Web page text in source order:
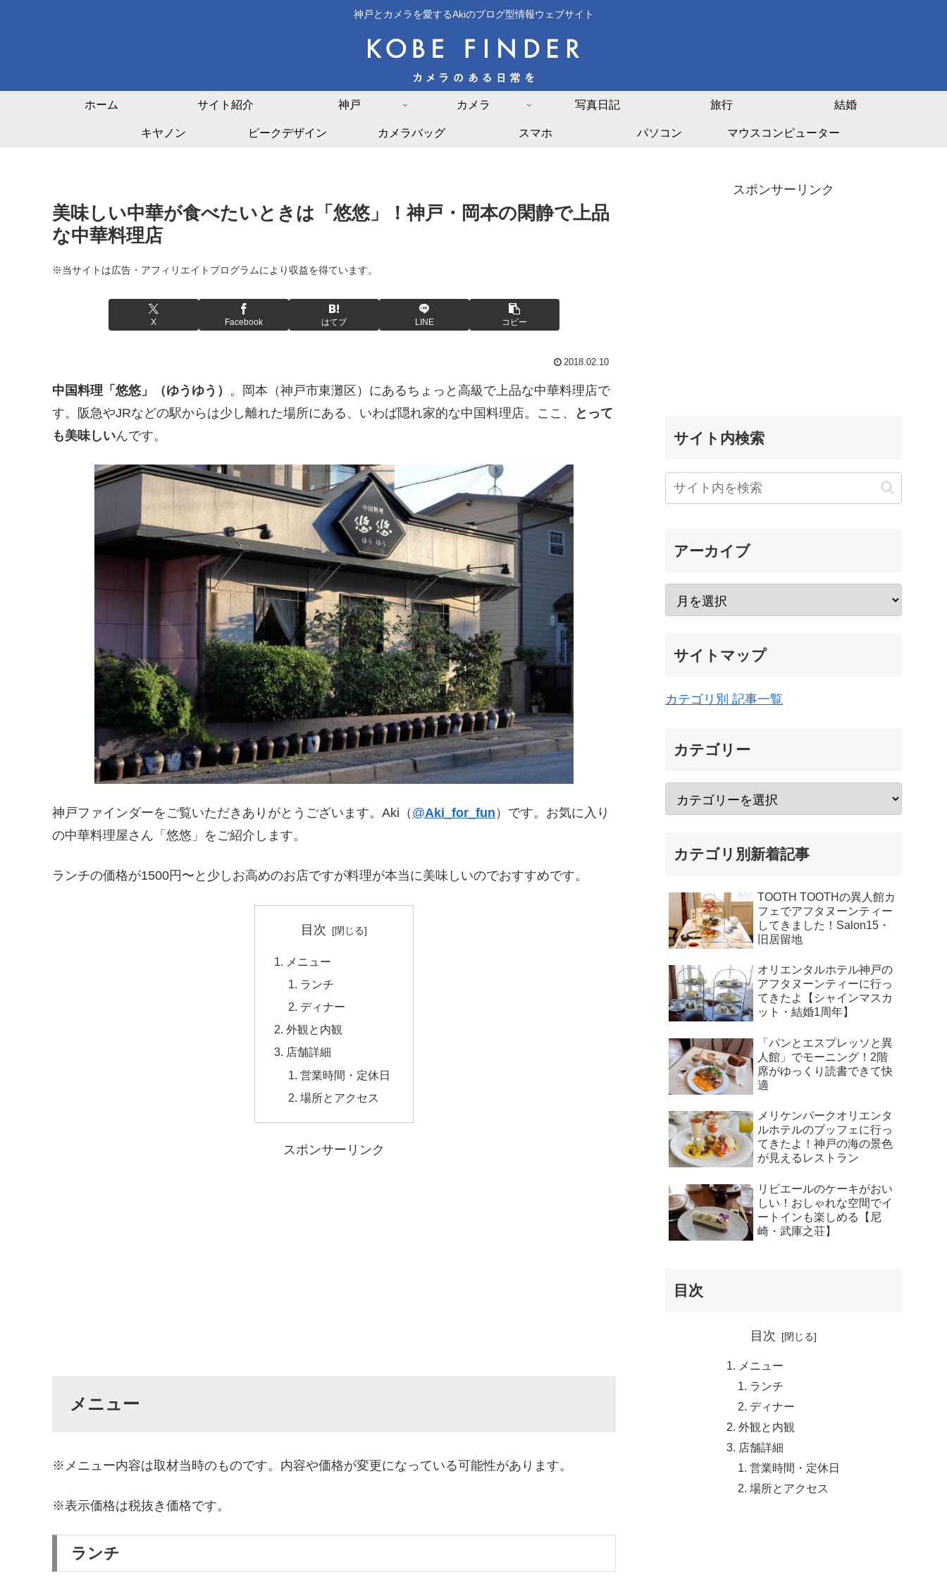
神戸とカメラを愛するAkiのブログ型情報ウェブサイト
ホーム サイト紹介 神戸 カメラ 写真日記 旅行 結婚
キヤノン ピークデザイン カメラバッグ スマホ パソコン マウスコンピューター
美味しい中華が食べたいときは「悠悠」！神戸・岡本の閑静で上品
な中華料理店
※当サイトは広告・アフィリエイトプログラムにより収益を得ています。
X Facebook はてブ LINE コピー
2018.02.10
中国料理「悠悠」（ゆうゆう） 。岡本（神戸市東灘区）にあるちょっと高級で上品な中華料理店で
す。阪急やJRなどの駅からは少し離れた場所にある、いわば隠れ家的な中国料理店。ここ、
とって
も美味しいんです。
神戸ファインダーをご覧いただきありがとうございます。Aki（ @Aki_for_fun ）です。お気に入り
の中華料理屋さん「悠悠」をご紹介します。
ランチの価格が1500円〜と少しお高めのお店ですが料理が本当に美味しいのでおすすめです。
目次
メニュー
ランチ
ディナー
外観と内観
店舗詳細
営業時間・定休日
場所とアクセス
スポンサーリンク
メニュー
※メニュー内容は取材当時のものです。内容や価格が変更になっている可能性があります。
※表示価格は税抜き価格です。
ランチ
スポンサーリンク
サイト内検索
アーカイブ
サイトマップ
カテゴリ別 記事一覧
カテゴリー
カテゴリ別新着記事
TOOTH TOOTHの異人館カ
フェでアフタヌーンティー
してきました！Salon15・
旧居留地
オリエンタルホテル神戸の
アフタヌーンティーに行っ
てきたよ【シャインマスカ
ット・結婚1周年】
「パンとエスプレッソと異
人館」でモーニング！2階
席がゆっくり読書できて快
適
メリケンパークオリエンタ
ルホテルのブッフェに行っ
てきたよ！神戸の海の景色
が見えるレストラン
リビエールのケーキがおい
しい！おしゃれな空間でイ
ートインも楽しめる【尼
崎・武庫之荘】
目次
目次
メニュー
ランチ
ディナー
外観と内観
店舗詳細
営業時間・定休日
場所とアクセス